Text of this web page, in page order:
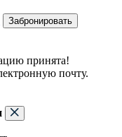
Забронировать
принята!
почту.